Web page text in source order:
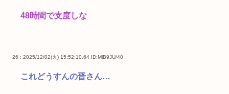
48時間で支度しな
26 : 2025/12/02(火) 15:52:10.64 ID:MlB9JU/40
これどうすんの晋さん…